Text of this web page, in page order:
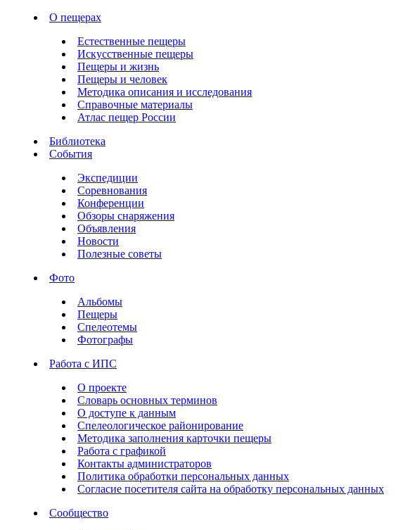
О пещерах
Естественные пещеры
Искусственные пещеры
Пещеры и жизнь
Пещеры и человек
Методика описания и исследования
Справочные материалы
Атлас пещер России
Библиотека
События
Экспедиции
Соревнования
Конференции
Обзоры снаряжения
Объявления
Новости
Полезные советы
Фото
Альбомы
Пещеры
Спелеотемы
Фотографы
Работа с ИПС
О проекте
Словарь основных терминов
О доступе к данным
Спелеологическое районирование
Методика заполнения карточки пещеры
Работа с графикой
Контакты администраторов
Политика обработки персональных данных
Согласие посетителя сайта на обработку персональных данных
Сообщество